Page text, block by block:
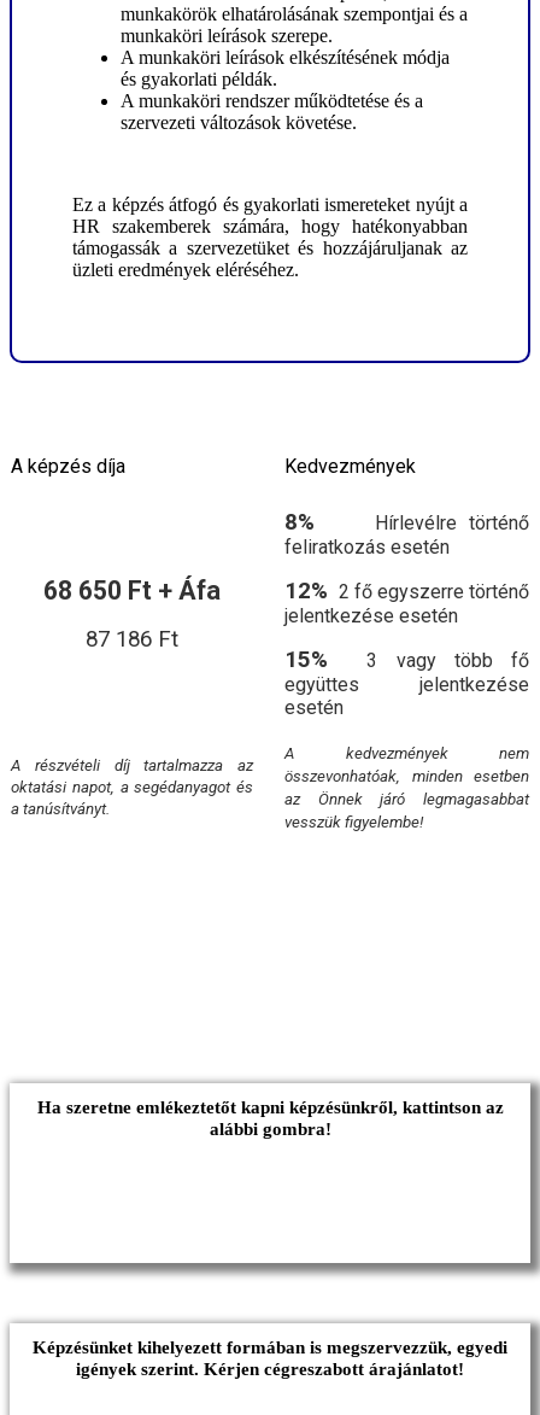
munkakörök elhatárolásának szempontjai és a
munkaköri leírások szerepe.
A munkaköri leírások elkészítésének módja
és gyakorlati példák.
A munkaköri rendszer működtetése és a
szervezeti változások követése.
Ez a képzés átfogó és gyakorlati ismereteket nyújt a
HR szakemberek számára, hogy hatékonyabban
támogassák a szervezetüket és hozzájáruljanak az
üzleti eredmények eléréséhez.
A képzés díja Kedvezmények
68 650 Ft + Áfa
87 186 Ft
8% Hírlevélre történő
feliratkozás esetén
12% 2 fő egyszerre történő
jelentkezése esetén
15%3 vagy több fő
együttes jelentkezése
esetén
A részvételi díj tartalmazza az
oktatási napot, a segédanyagot és
a tanúsítványt.
A kedvezmények nem
összevonhatóak, minden esetben
az Önnek járó legmagasabbat
vesszük figyelembe!
Ha szeretne emlékeztetőt kapni képzésünkről, kattintson az
alábbi gombra!
Képzésünket kihelyezett formában is megszervezzük, egyedi
igények szerint. Kérjen cégreszabott árajánlatot!